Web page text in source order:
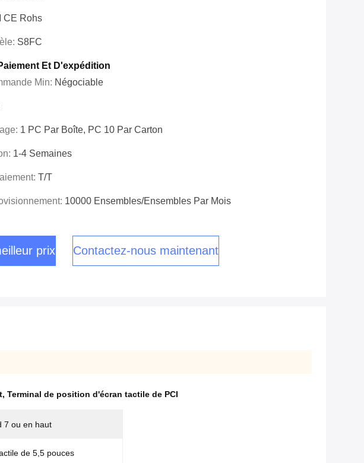
CE Rohs
S8FC
Et D'expédition
Min: Négociable
1 PC Par Boîte, PC 10 Par Carton
1-4 Semaines
T/T
10000 Ensembles/ensembles Par Mois
prix Contactez-nous maintenant
, Terminal de position d'écran tactile de PCI
7 ou en haut
de 5,5 pouces